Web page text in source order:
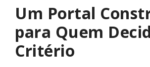
Um Portal
para Quem
Critério